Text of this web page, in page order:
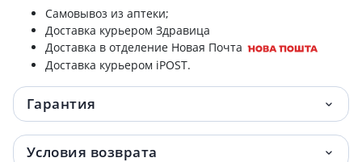
Самовывоз из аптеки;
Доставка курьером Здравица
Доставка в отделение Новая Почта
Доставка курьером iPOST.
Гарантия
Условия возврата